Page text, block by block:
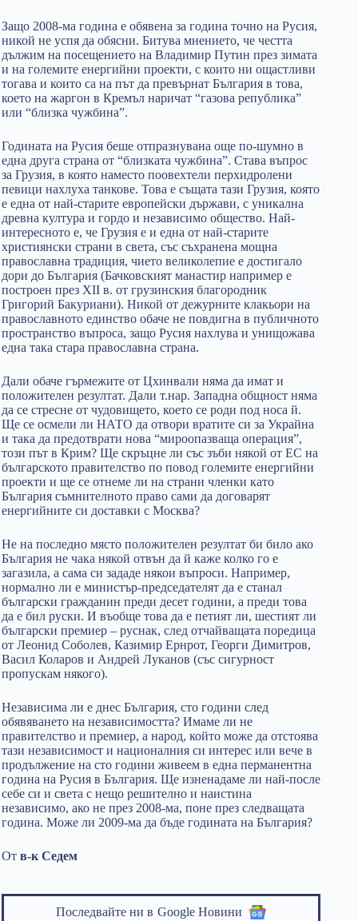
Защо 2008-ма година е обявена за година точно на Русия,
никой не успя да обясни. Битува мнението, че честта
дължим на посещението на Владимир Путин през зимата
и на големите енергийни проекти, с които ни ощастливи
тогава и които са на път да превърнат България в това,
което на жаргон в Кремъл наричат “газова република”
или “близка чужбина”.
Годината на Русия беше отпразнувана още по-шумно в
една друга страна от “близката чужбина”. Става въпрос
за Грузия, в която наместо поовехтели перхидролени
певици нахлуха танкове. Това е същата тази Грузия, която
е една от най-старите европейски държави, с уникална
древна култура и гордо и независимо общество. Най-
интересното е, че Грузия е и една от най-старите
християнски страни в света, със съхранена мощна
православна традиция, чието великолепие е достигало
дори до България (Бачковският манастир например е
построен през XII в. от грузинския благородник
Григорий Бакуриани). Никой от дежурните клакьори на
православното единство обаче не повдигна в публичното
пространство въпроса, защо Русия нахлува и унищожава
една така стара православна страна.
Дали обаче гърмежите от Цхинвали няма да имат и
положителен резултат. Дали т.нар. Западна общност няма
да се стресне от чудовището, което се роди под носа й.
Ще се осмели ли НАТО да отвори вратите си за Украйна
и така да предотврати нова “мироопазваща операция”,
този път в Крим? Ще скръцне ли със зъби някой от ЕС на
българското правителство по повод големите енергийни
проекти и ще се отнеме ли на страни членки като
България съмнителното право сами да договарят
енергийните си доставки с Москва?
Не на последно място положителен резултат би било ако
България не чака някой отвън да й каже колко го е
загазила, а сама си зададе някои въпроси. Например,
нормално ли е министър-председателят да е станал
български гражданин преди десет години, а преди това
да е бил руски. И въобще това да е петият ли, шестият ли
български премиер – руснак, след отчайващата поредица
от Леонид Соболев, Казимир Ернрот, Георги Димитров,
Васил Коларов и Андрей Луканов (със сигурност
пропускам някого).
Независима ли е днес България, сто години след
обявяването на независимостта? Имаме ли не
правителство и премиер, а народ, който може да отстоява
тази независимост и националния си интерес или вече в
продължение на сто години живеем в една перманентна
година на Русия в България. Ще изненадаме ли най-после
себе си и света с нещо решително и наистина
независимо, ако не през 2008-ма, поне през следващата
година. Може ли 2009-ма да бъде годината на България?
От в-к Седем
Последвайте ни в Google Новини